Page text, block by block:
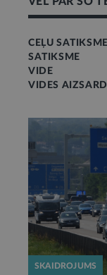
CEĻU SATIKSME
SATIKSME
VIDE
VIDES
SKAIDROJUMS